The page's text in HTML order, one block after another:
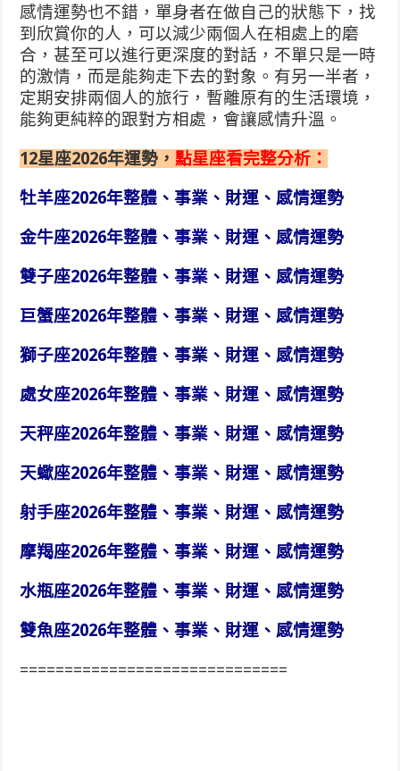
感情運勢也不錯，單身者在做自己的狀態下，找
到欣賞你的人，可以減少兩個人在相處上的磨
合，甚至可以進行更深度的對話，不單只是一時
的激情，而是能夠走下去的對象。有另一半者，
定期安排兩個人的旅行，暫離原有的生活環境，
能夠更純粹的跟對方相處，會讓感情升溫。
12星座2026年運勢， 點星座看完整分析：
牡羊座2026年整體、事業、財運、感情運勢
金牛座2026年整體、事業、財運、感情運勢
雙子座2026年整體、事業、財運、感情運勢
巨蟹座2026年整體、事業、財運、感情運勢
獅子座2026年整體、事業、財運、感情運勢
處女座2026年整體、事業、財運、感情運勢
天秤座2026年整體、事業、財運、感情運勢
天蠍座2026年整體、事業、財運、感情運勢
射手座2026年整體、事業、財運、感情運勢
摩羯座2026年整體、事業、財運、感情運勢
水瓶座2026年整體、事業、財運、感情運勢
雙魚座2026年整體、事業、財運、感情運勢
==============================